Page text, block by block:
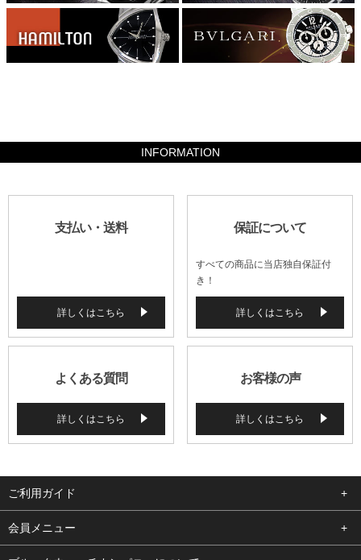
INFORMATION
支払い・送料
詳しくはこちら
保証について
すべての商品に当店独自保証付
き！
詳しくはこちら
よくある質問
詳しくはこちら
お客様の声
詳しくはこちら
ご利用ガイド
よくある質問
会員メニュー